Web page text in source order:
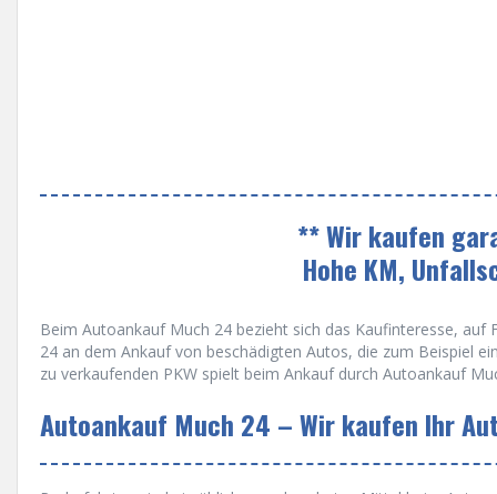
** Wir kaufen
Hohe KM,
Beim Autoankauf Much 24 bezieht sich das Kaufinteresse,
24 an dem Ankauf von beschädigten Autos, die zum Beispiel
zu verkaufenden PKW spielt beim Ankauf durch Autoankauf
Autoankauf Much 24 – Wir kaufen Ihr